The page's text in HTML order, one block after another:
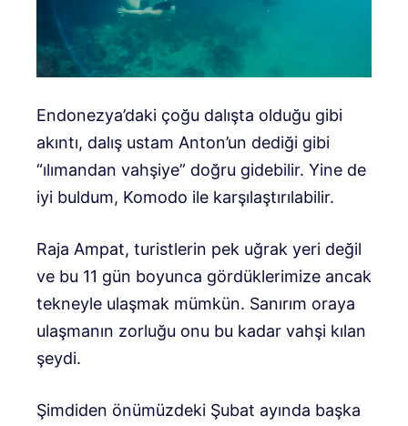
Endonezya’daki çoğu dalışta olduğu gibi
akıntı, dalış ustam Anton’un dediği gibi
“ılımandan vahşiye” doğru gidebilir. Yine de
iyi buldum, Komodo ile karşılaştırılabilir.
Raja Ampat, turistlerin pek uğrak yeri değil
ve bu 11 gün boyunca gördüklerimize ancak
tekneyle ulaşmak mümkün. Sanırım oraya
ulaşmanın zorluğu onu bu kadar vahşi kılan
şeydi.
Şimdiden önümüzdeki Şubat ayında başka